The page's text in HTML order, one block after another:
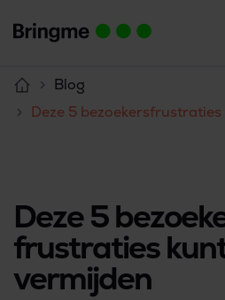
Blog
Deze 5
Deze 5
frustraties
vermijden